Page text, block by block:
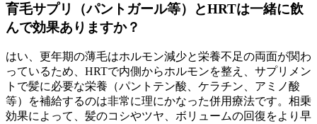
育毛サプリ（パントガール等）とHRTは一緒に飲
んで効果ありますか？
はい、更年期の薄毛はホルモン減少と栄養不足の両面が関わ
っているため、HRTで内側からホルモンを整え、サプリメン
トで髪に必要な栄養（パントテン酸、ケラチン、アミノ酸
等）を補給するのは非常に理にかなった併用療法です。相乗
効果によって、髪のコシやツヤ、ボリュームの回復をより早